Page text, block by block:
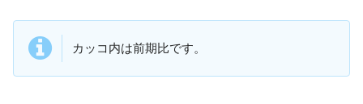
カッコ内は前期比です。